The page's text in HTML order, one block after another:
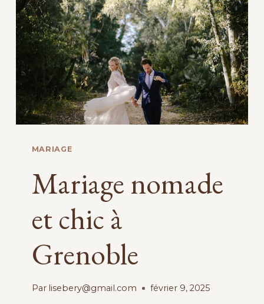
CHÂTEAU
DE
MONTALIEU
MARIAGE
Mariage nomade
et chic à
Grenoble
Par lisebery@gmail.com février 9, 2025